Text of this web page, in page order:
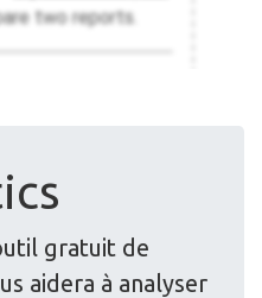
gratuit de
aidera à analyser